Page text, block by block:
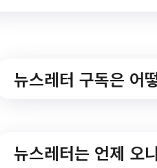
문화스
규회원
뉴스레터 구독은 어
뉴스레터는 언제 오